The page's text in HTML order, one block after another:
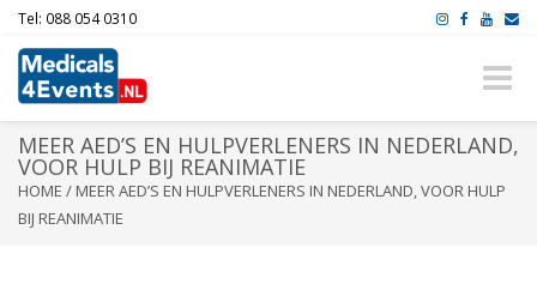
Tel: 088 054 0310
Toggle
MEER AED’S EN HULPVERLENERS IN NEDERLAND,
VOOR HULP BIJ REANIMATIE
HOME / MEER AED’S EN HULPVERLENERS IN NEDERLAND, VOOR HULP
BIJ REANIMATIE